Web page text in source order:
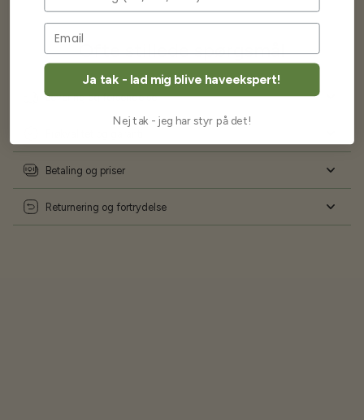
Ofte stillede spørgsmål
Levering og forsendelse
Betaling og priser
Returnering og fortrydelse
Ja tak - lad mig blive haveekspert!
Nej tak - jeg har styr på det!